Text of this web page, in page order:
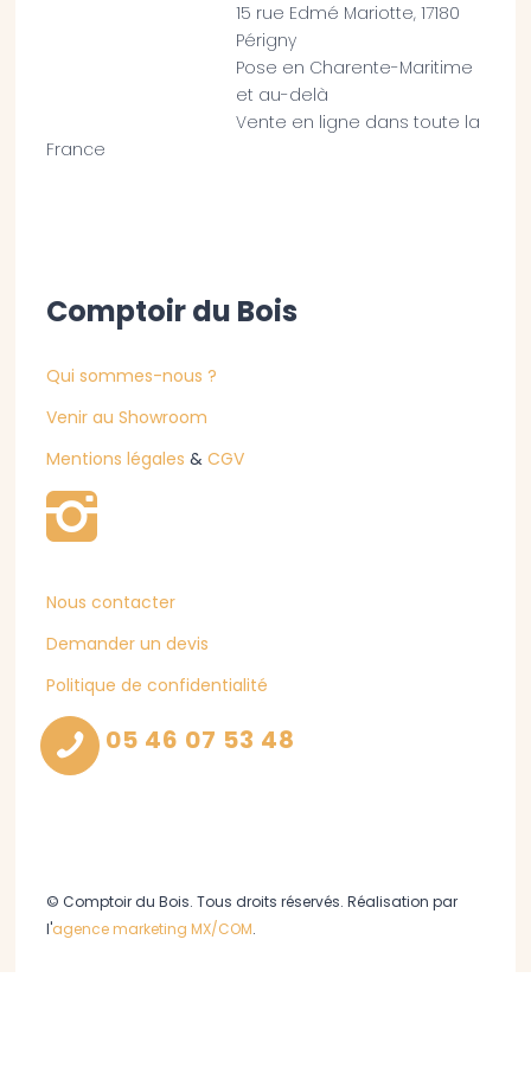
15 rue Edmé Mariotte, 17180
Périgny
Pose en Charente-Maritime
et au-delà
Vente en ligne dans toute la
France
Comptoir du Bois
Qui sommes-nous ?
Venir au Showroom
Mentions légales & CGV
Nous contacter
Demander un devis
Politique de confidentialité
05 46 07 53 48
© Comptoir du Bois. Tous droits réservés. Réalisation par
l'agence marketing MX/COM.